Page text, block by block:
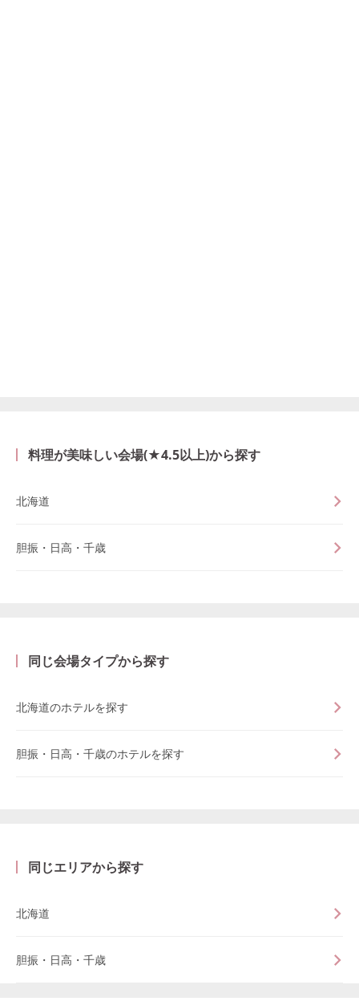
料理が美味しい会場(★4.5以上)から探す
北海道
胆振・日高・千歳
同じ会場タイプから探す
北海道のホテルを探す
胆振・日高・千歳のホテルを探す
同じエリアから探す
北海道
胆振・日高・千歳